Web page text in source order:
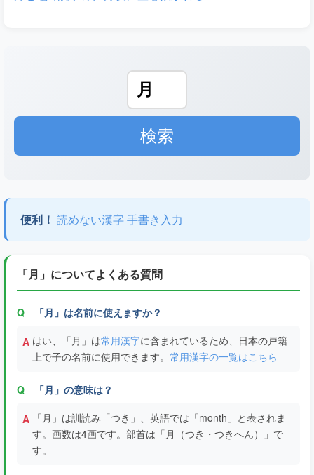
便利！ 読めない漢字 手書き入力
「月」についてよくある質問
「月」は名前に使えますか？
はい、「月」は常用漢字に含まれているため、日本の戸籍
上で子の名前に使用できます。 常用漢字の一覧はこちら
「月」の意味は？
「月」は訓読み「つき」、英語では「month」と表されま
す。画数は4画です。部首は「月（つき・つきへん）」で
す。